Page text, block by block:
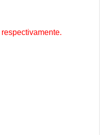
respectivamente.